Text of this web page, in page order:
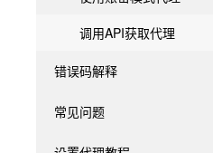
调用API获取代理
错误码解释
常见问题